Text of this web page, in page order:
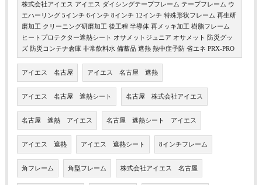
株式会社アイエス アイエス ダイシングテープフレーム テープフレーム ウ
エハーリング 5インチ 6インチ 8インチ 12インチ 特殊形状フレーム 再生研
磨加工 クリーニング研磨加工 後工程 半導体 再メッキ加工 樹脂フレーム
ヒートプロテクター遮熱シート オサメットジュニア オサメット 防災グッ
ズ 防災コンテナ倉庫 非常飲料水 備蓄品 遮熱 熱中症予防 省エネ PRX-PRO
アイエス 名古屋 アイエス 名古屋 遮熱
アイエス 名古屋 遮熱シート 名古屋 株式会社アイエス
名古屋 遮熱 アイエス 名古屋 遮熱シート アイエス
アイエス 遮熱 アイエス 遮熱シート 8インチフレーム
角フレーム 角型フレーム 株式会社アイエス 名古屋